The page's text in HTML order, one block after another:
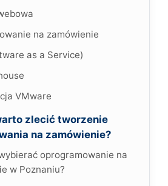
na zamówienie
as a Service)
VMware
zlecić tworzenie
na zamówienie?
oprogramowanie na
w Poznaniu?